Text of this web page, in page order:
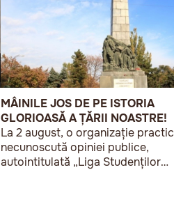
MÂINILE JOS DE PE ISTORIA
GLORIOASĂ A ȚĂRII NOASTRE!
La 2 august, o organizație practic
necunoscută opiniei publice,
autointitulată „Liga Studenților